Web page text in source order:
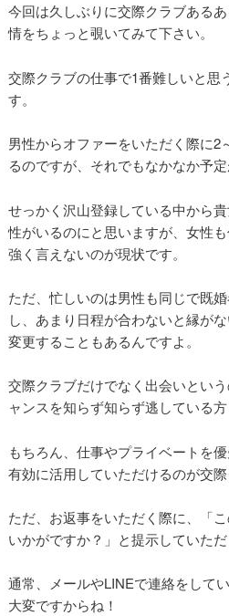
今回は久しぶりに交際クラブある
情をちょっと覗いてみて下さい。
交際クラブの仕事で1番難しいと思
す。
男性からオファーをいただく際に
るのですが、それでもなかなか予
せっかく沢山登録している中から
性がいるのにと思いますが、女性
強く言えないのが現状です。
ただ、忙しいのは男性も同じで既
し、あまり日程が合わないと縁が
変更することもあるんですよ。
交際クラブだけでなく出会いとい
ャンスを知らず知らず逃している
もちろん、仕事やプライベートを
有効に活用していただけるのが交際
ただ、お返事をいただく際に、「
いかがですか？」と提示していただ
通常、メールやLINEで連絡をして
大変ですからね！